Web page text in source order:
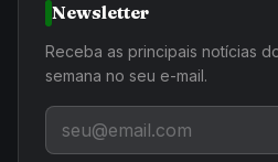
Newsletter
Receba as principais notícias
semana no seu e-mail.